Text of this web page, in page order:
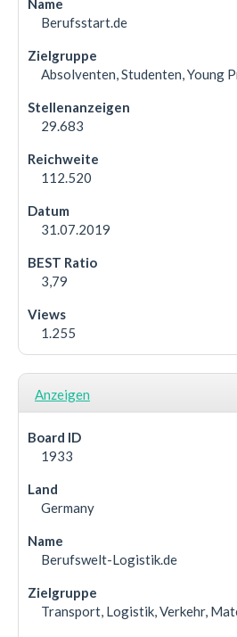
Berufsstart.de
Absolventen, Studenten, Young
29.683
112.520
31.07.2019
3,79
1.255
Anzeigen
1933
Germany
Berufswelt-Logistik.de
Transport, Logistik, Verkehr,